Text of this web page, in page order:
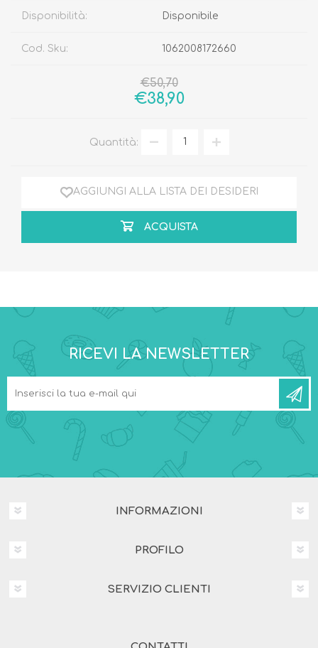
Disponibilità: Disponibile
Cod. Sku: 1062008172660
€50,70
€38,90
Quantità:
AGGIUNGI ALLA LISTA DEI DESIDERI
ACQUISTA
RICEVI LA NEWSLETTER
INFORMAZIONI
PROFILO
SERVIZIO CLIENTI